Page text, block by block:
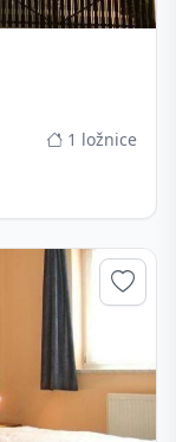
1 ložnice